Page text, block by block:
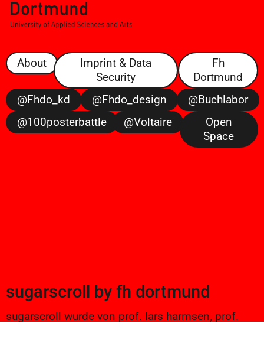
About
Imprint & Data
Security
Fh
Dortmund
@fhdo_kd
@fhdo_design
@buchlabor
@100posterbattle
@voltaire
Open
Space
sugarscroll by fh dortmund
sugarscroll wurde von prof. lars harmsen, prof.